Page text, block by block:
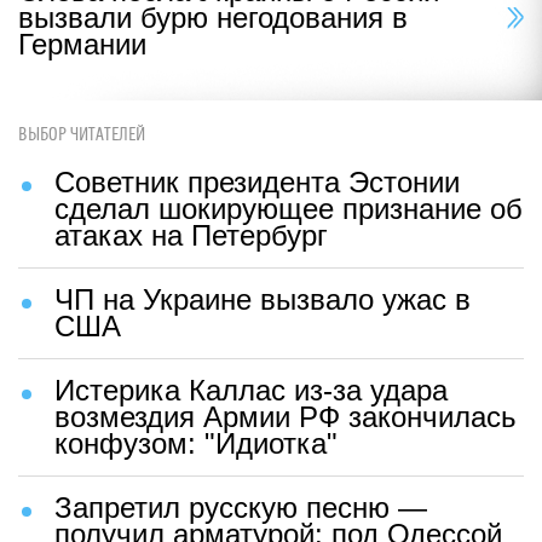
вызвали бурю негодования в
Германии
ВЫБОР ЧИТАТЕЛЕЙ
Советник президента Эстонии
сделал шокирующее признание об
атаках на Петербург
ЧП на Украине вызвало ужас в
США
Истерика Каллас из-за удара
возмездия Армии РФ закончилась
конфузом: "Идиотка"
Запретил русскую песню —
получил арматурой: под Одессой